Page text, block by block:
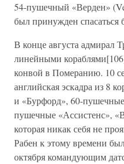
54-пушечный «Верден»
был принужден спасаться
В конце августа адмирал
линейными
конвой в Померанию. 10
английская эскадра из 8
и «Бурфорд», 60-
пушечные «Ассистенс»,
которая никак себя не
Рабен к этому времени
октября командующим